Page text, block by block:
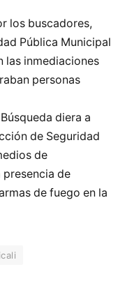
los buscadores,
Pública Municipal
las inmediaciones
personas
diera a
de Seguridad
de
de
de fuego en la